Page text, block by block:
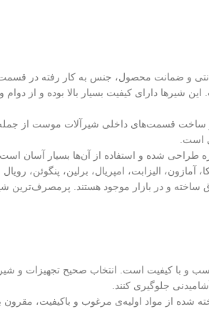
و ضمانت محصول، جنس به کار رفته در
دارای کیفیت بسیار بالا بوده و از دوام و
در ساخت قسمت‌های داخلی شیرآلات موست از
است.
طراحی شده و استفاده از آن‌ها بسیار آسان
الیزابت، امپریال، برلین، پنگوئن،
و در بازار موجود هستند. پرمصرف‌ترین
با کیفیت است. انتخاب صحیح تجهیزات و
جلوگیری کنند.
ایران، ساخته شده از مواد اولیه‌ی مرغوب و